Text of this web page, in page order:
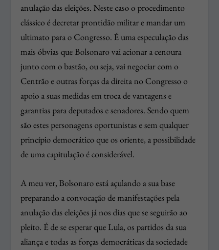
anulação das eleições. Neste caso o procedimento
clássico é decretar prontidão militar e mandar um
ultimato para o Congresso. É uma especulação das
mais óbvias que Bolsonaro vai acionar a cenoura
junto com o bastão, ou seja, vai negociar com o
Centrão e outras forças da direita no Congresso o
apoio a suas medidas em troca de vantagens e
garantias para deputados e senadores. Sendo quem
são estes personagens oportunistas e sem qualquer
princípio democrático que os oriente, a possibilidade
de uma capitulação é considerável.
A meu ver, Bolsonaro está açulando a sua base
preparando a convocação de manifestações pela
anulação das eleições já nos dias que se seguirão ao
pleito. É de se esperar que Lula, os partidos da sua
aliança e todas as forças democráticas da sociedade